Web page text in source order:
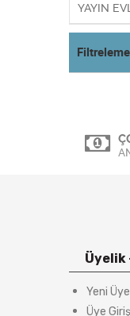
YAYIN
Filtreleme
Üyelik
Yeni
Üye